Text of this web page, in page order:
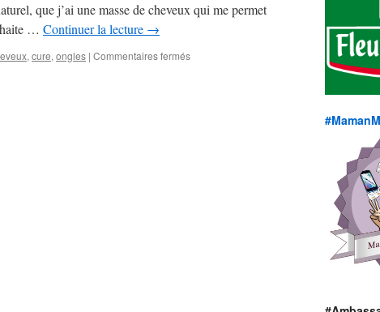
que j’ai une masse de cheveux qui me permet
… Continuer la lecture →
, cure, ongles | Commentaires fermés